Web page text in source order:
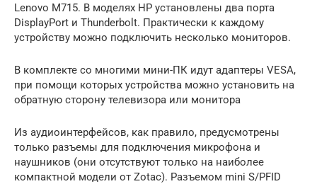
Lenovo M715. В моделях HP установлены два порта
DisplayPort и Thunderbolt. Практически к каждому
устройству можно подключить несколько мониторов.
В комплекте со многими мини-ПК идут адаптеры VESA,
при помощи которых устройства можно установить на
обратную сторону телевизора или монитора
Из аудиоинтерфейсов, как правило, предусмотрены
только разъемы для подключения микрофона и
наушников (они отсутствуют только на наиболее
компактной модели от Zotac). Разъемом mini S/PFID